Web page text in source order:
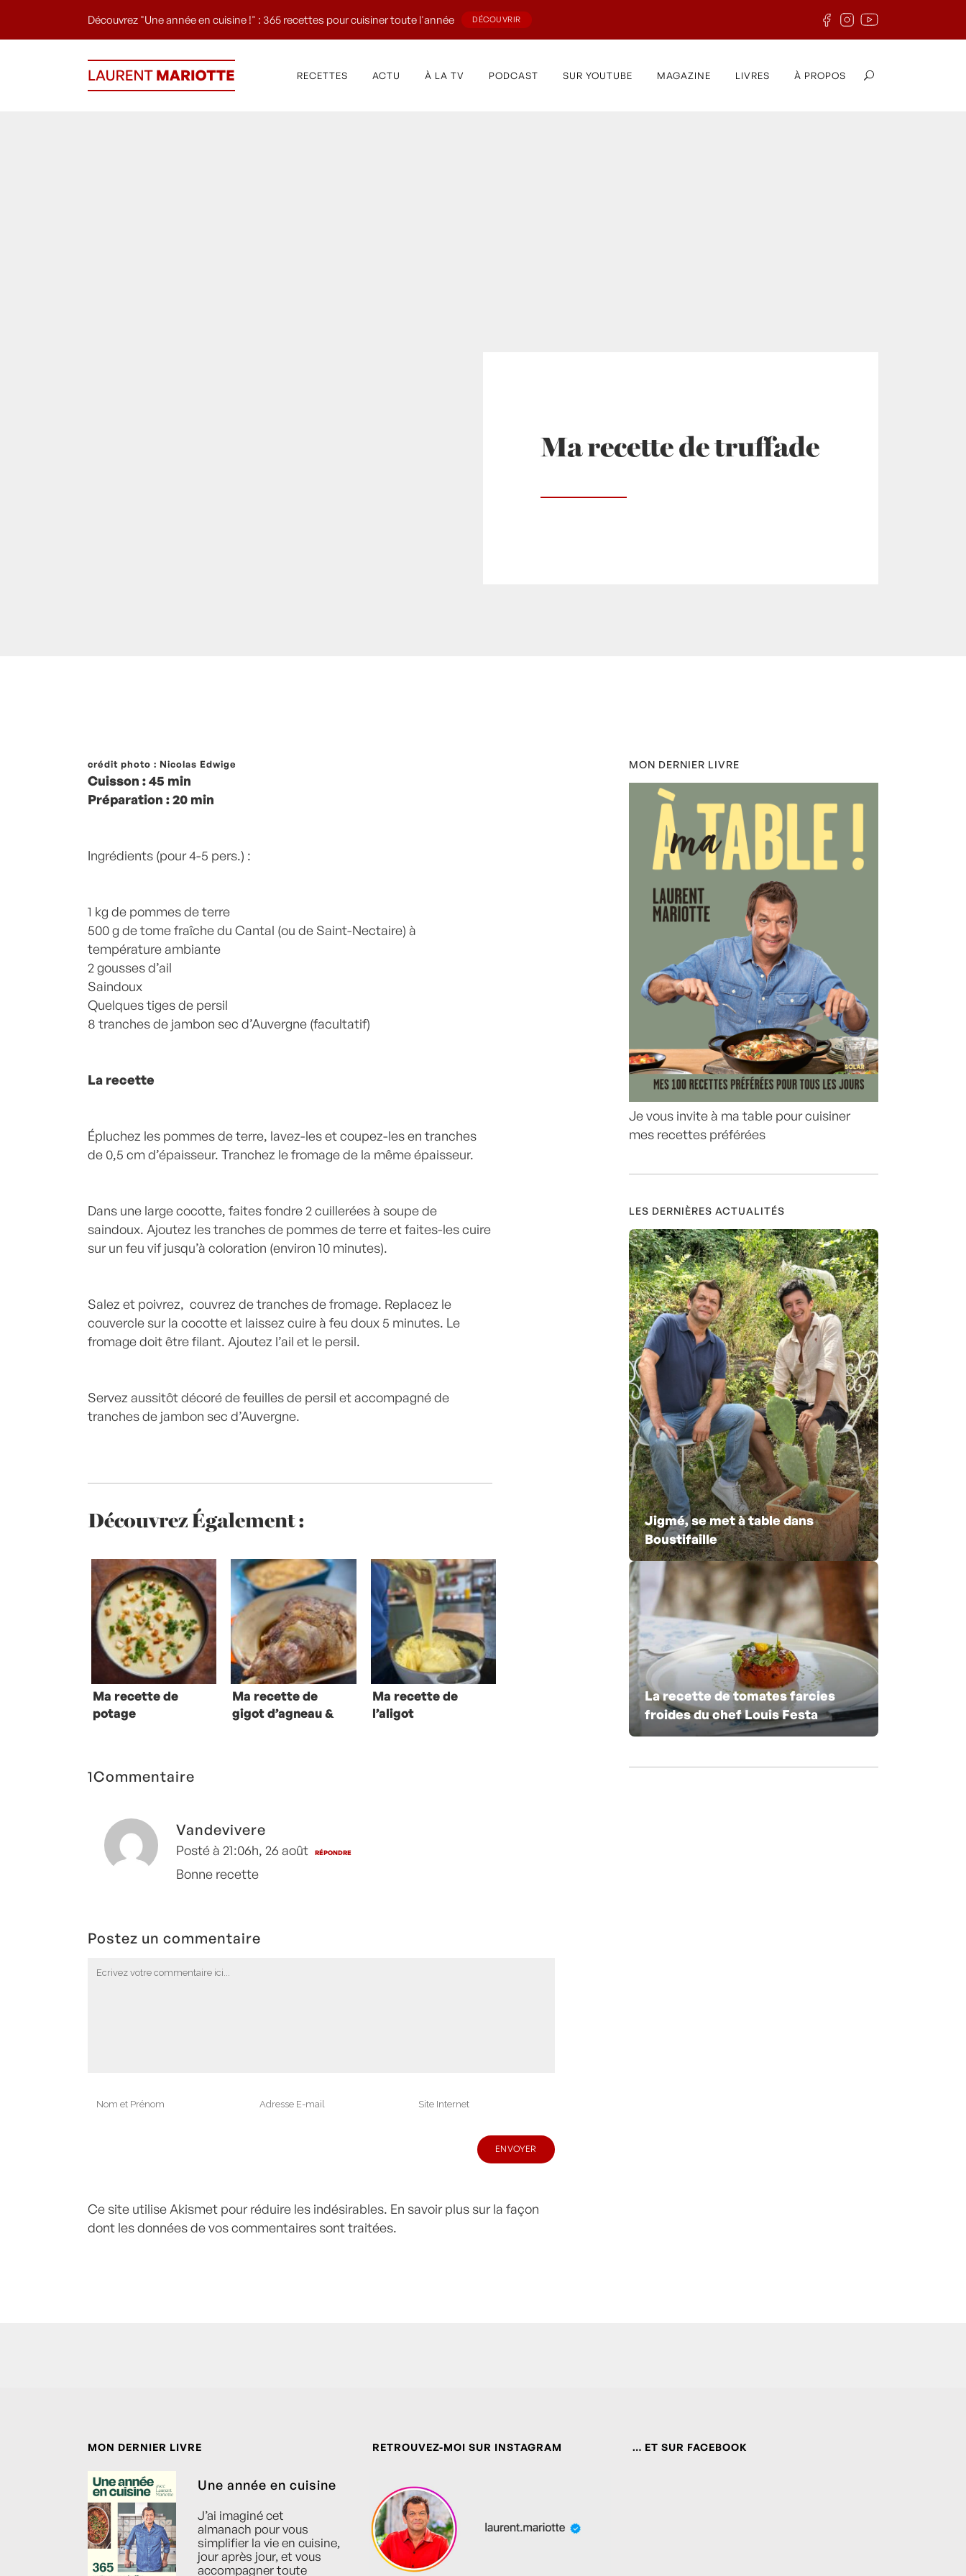
Découvrez "Une année en cuisine !" : 365 recettes pour cuisiner toute l'année DÉCOUVRIR
RECETTES ACTU À LA TV PODCAST SUR YOUTUBE MAGAZINE LIVRES À PROPOS
Ma recette de truffade
Posté à 13:00hin- Grand Classique
Recette - ,Ail,Cantal
terre,Pommes de terre
crédit photo : Nicolas Edwige
Cuisson : 45 min
Préparation : 20 min
Ingrédients (pour 4-5 pers.) :
1 kg de pommes de terre
500 g de tome fraîche du Cantal (ou de Saint-Nectaire) à
température ambiante
2 gousses d’ail
Saindoux
Quelques tiges de persil
8 tranches de jambon sec d’Auvergne (facultatif)
La recette
Épluchez les pommes de terre, lavez-les et coupez-les en tranches
de 0,5 cm d’épaisseur. Tranchez le fromage de la même épaisseur.
Dans une large cocotte, faites fondre 2 cuillerées à soupe de
saindoux. Ajoutez les tranches de pommes de terre et faites-les cuire
sur un feu vif jusqu’à coloration (environ 10 minutes).
Salez et poivrez, couvrez de tranches de fromage. Replacez le
couvercle sur la cocotte et laissez cuire à feu doux 5 minutes. Le
fromage doit être filant. Ajoutez l’ail et le persil.
Servez aussitôt décoré de feuilles de persil et accompagné de
tranches de jambon sec d’Auvergne.
Découvrez Également :
Ma recette de
potage
Ma recette de
gigot d’agneau &
Ma recette de
l’aligot
1Commentaire
Vandevivere
Posté à 21:06h, 26 août RÉPONDRE
Bonne recette
Postez un commentaire
Ce site utilise Akismet pour réduire les indésirables. En savoir plus sur la façon
dont les données de vos commentaires sont traitées.
MON DERNIER LIVRE
Je vous invite à ma table pour cuisiner
mes recettes préférées
LES DERNIÈRES ACTUALITÉS
Jigmé, se met à table dans
Boustifaille
La recette de tomates farcies
froides du chef Louis Festa
MON DERNIER LIVRE
Une année en cuisine
J’ai imaginé cet
almanach pour vous
simplifier la vie en cuisine,
jour après jour, et vous
accompagner toute
RETROUVEZ-MOI SUR INSTAGRAM … ET SUR FACEBOOK